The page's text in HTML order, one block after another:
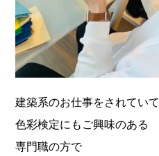
建築系のお仕事をされていて
色彩検定にもご興味のある
専門職の方で